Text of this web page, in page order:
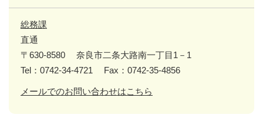
総務課
直通
〒630-8580
奈良市二条大路南一丁目1－1
Tel：0742-34-4721
Fax：0742-35-4856
メールでのお問い合わせはこちら